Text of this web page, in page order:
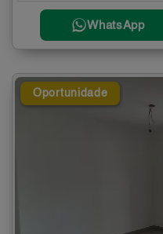
WhatsApp
Oportunidade